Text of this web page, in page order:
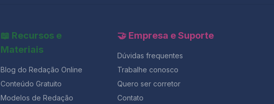
📖 Recursos e
Materiais
Blog do Redação Online
Conteúdo Gratuito
Modelos de Redação
🤝 Empresa e Suporte
Dúvidas frequentes
Trabalhe conosco
Quero ser corretor
Contato